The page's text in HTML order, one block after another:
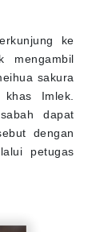
ke
mengambil
sakura
Imlek.
dapat
dengan
petugas